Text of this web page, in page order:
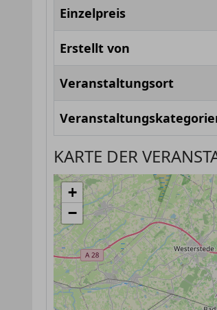
Einzelpreis
Erstellt von
Veranstaltungsort
KARTE DER
+
−